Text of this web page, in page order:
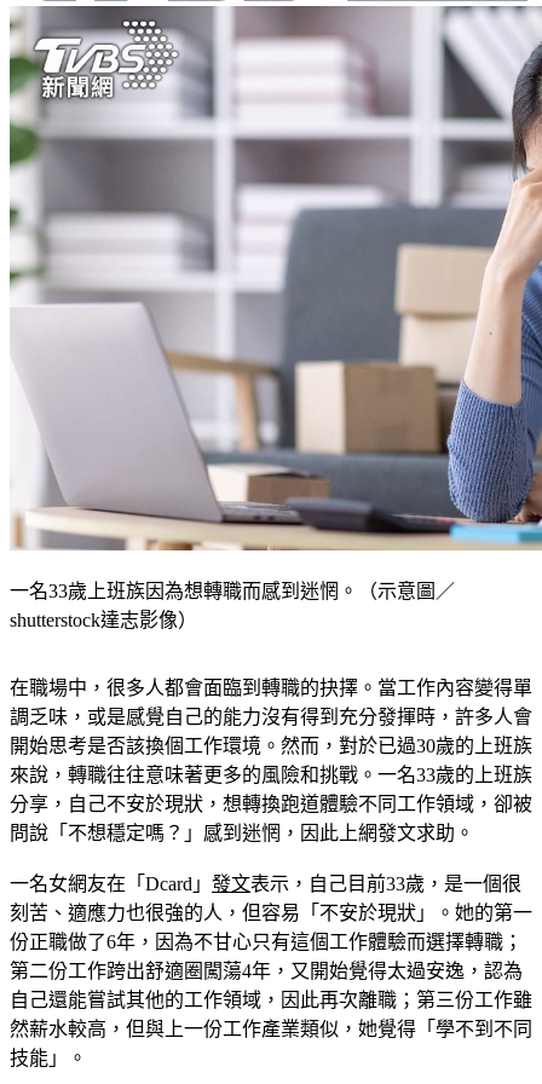
一名33歲上班族因為想轉職而感到迷惘。（示意圖／
在職場中，很多人都會面臨到轉職的抉擇。當工作內容變得單
調乏味，或是感覺自己的能力沒有得到充分發揮時，許多人會
開始思考是否該換個工作環境。然而，對於已過30歲的上班族
來說，轉職往往意味著更多的風險和挑戰。一名33歲的上班族
分享，自己不安於現狀，想轉換跑道體驗不同工作領域，卻被
一名女網友在「Dcard」發文表示，自己目前33歲，是一個很
刻苦、適應力也很強的人，但容易「不安於現狀」。她的第一
份正職做了6年，因為不甘心只有這個工作體驗而選擇轉職；
第二份工作跨出舒適圈闖蕩4年，又開始覺得太過安逸，認為
自己還能嘗試其他的工作領域，因此再次離職；第三份工作雖
然薪水較高，但與上一份工作產業類似，她覺得「學不到不同